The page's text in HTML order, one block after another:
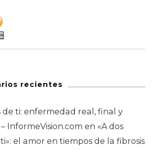
recientes
de ti: enfermedad real, final y
InformeVision.com en «A dos
el amor en tiempos de la fibrosis